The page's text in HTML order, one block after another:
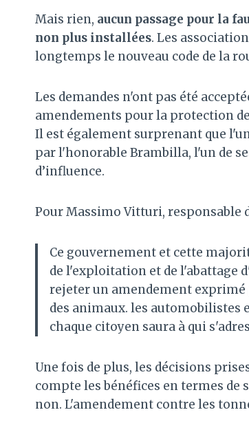
Mais rien, aucun passage pour la
non plus installées. Les
longtemps le nouveau code de la
Les demandes n'ont pas été
amendements pour la protection
Il est également surprenant que
par l'honorable Brambilla, l'un de
d’influence.
Pour Massimo Vitturi, responsable
Ce gouvernement et cette
de l'exploitation et de l'abattage
rejeter un amendement
des animaux. les automobilistes
chaque citoyen saura à qui
Une fois de plus, les décisions
compte les bénéfices en termes de
non. L'amendement contre les